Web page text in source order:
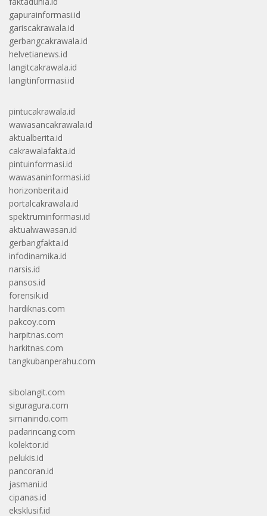
gapurainformasi.id
gariscakrawala.id
gerbangcakrawala.id
helvetianews.id
langitcakrawala.id
langitinformasi.id
pintucakrawala.id
wawasancakrawala.id
aktualberita.id
cakrawalafakta.id
pintuinformasi.id
wawasaninformasi.id
horizonberita.id
portalcakrawala.id
spektruminformasi.id
aktualwawasan.id
gerbangfakta.id
infodinamika.id
narsis.id
pansos.id
forensik.id
hardiknas.com
pakcoy.com
harpitnas.com
harkitnas.com
tangkubanperahu.com
sibolangit.com
siguragura.com
simanindo.com
padarincang.com
kolektor.id
pelukis.id
pancoran.id
jasmani.id
cipanas.id
eksklusif.id